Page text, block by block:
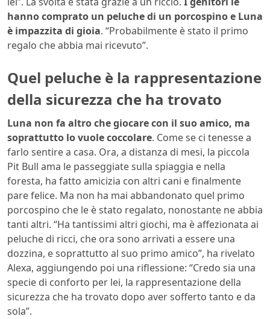
hanno comprato un peluche di un porcospino e Luna
è impazzita di gioia. “Probabilmente è stato il primo
regalo che abbia mai ricevuto”.
Quel peluche è la rappresentazione
della sicurezza che ha trovato
Luna non fa altro che giocare con il suo amico, ma
soprattutto lo vuole coccolare. Come se ci tenesse a
farlo sentire a casa. Ora, a distanza di mesi, la piccola
Pit Bull ama le passeggiate sulla spiaggia e nella
foresta, ha fatto amicizia con altri cani e finalmente
pare felice. Ma non ha mai abbandonato quel primo
porcospino che le è stato regalato, nonostante ne abbia
tanti altri. “Ha tantissimi altri giochi, ma è affezionata ai
peluche di ricci, che ora sono arrivati a essere una
dozzina, e soprattutto al suo primo amico”, ha rivelato
Alexa, aggiungendo poi una riflessione: “Credo sia una
specie di conforto per lei, la rappresentazione della
sicurezza che ha trovato dopo aver sofferto tanto e da
sola”.